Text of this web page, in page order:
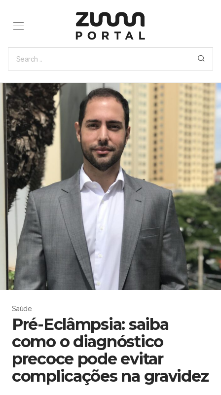
Saúde
Pré-Eclâmpsia: saiba
como o diagnóstico
precoce pode evitar
complicações na gravidez